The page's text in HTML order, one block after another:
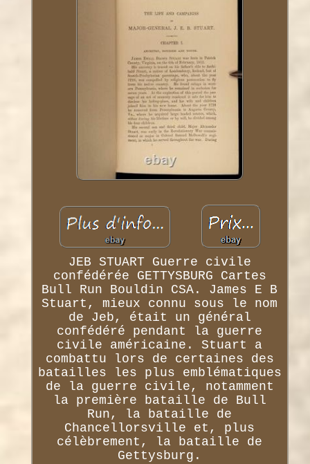
JEB STUART Guerre civile
confédérée GETTYSBURG Cartes
Bull Run Bouldin CSA. James E B
Stuart, mieux connu sous le nom
de Jeb, était un général
confédéré pendant la guerre
civile américaine. Stuart a
combattu lors de certaines des
batailles les plus emblématiques
de la guerre civile, notamment
la première bataille de Bull
Run, la bataille de
Chancellorsville et, plus
célèbrement, la bataille de
Gettysburg.